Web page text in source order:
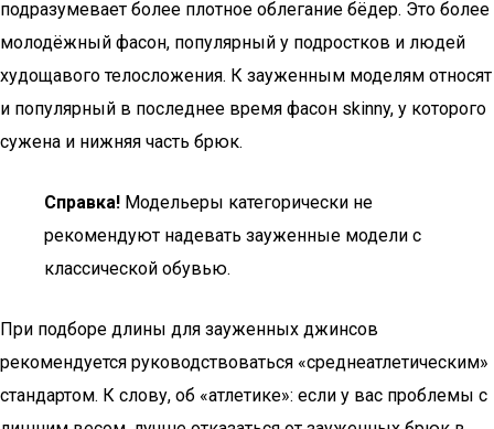
подразумевает более плотное облегание бёдер. Это более
молодёжный фасон, популярный у подростков и людей
худощавого телосложения. К зауженным моделям относят
и популярный в последнее время фасон skinny, у которого
сужена и нижняя часть брюк.
Справка! Модельеры категорически не
рекомендуют надевать зауженные модели с
классической обувью.
При подборе длины для зауженных джинсов
рекомендуется руководствоваться «среднеатлетическим»
стандартом. К слову, об «атлетике»: если у вас проблемы с